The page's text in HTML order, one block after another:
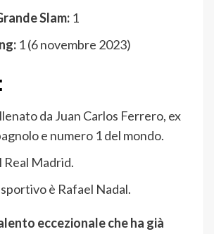
Slam: 1
1 (6 novembre 2023)
da Juan Carlos Ferrero, ex
e numero 1 del mondo.
Real Madrid.
è Rafael Nadal.
eccezionale che ha già